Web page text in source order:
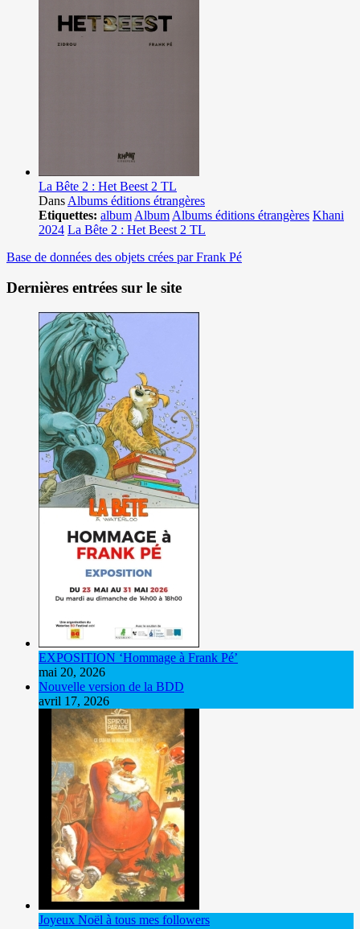
La Bête 2 : Het Beest 2 TL
Dans Albums éditions étrangères
Etiquettes: album Album Albums éditions étrangères Khani
2024 La Bête 2 : Het Beest 2 TL
Base de données des objets crées par Frank Pé
Dernières entrées sur le site
EXPOSITION ‘Hommage à Frank Pé’
mai 20, 2026
Nouvelle version de la BDD
avril 17, 2026
Joyeux Noël à tous mes followers